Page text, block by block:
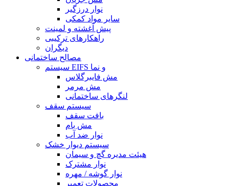
نوار درزگیر
سایر مواد کمکی
پیش آغشته و لمینت
راهکارهای ترکیبی
دیگران
مصالح ساختمانی
سیستم EIFS و نما
مش فایبرگلاس
مش مرمر
لنگرهای ساختمانی
سیستم سقف
بافت سقف
مش بام
نوار ضد آب
سیستم دیوار خشک
هیئت مدیره گچ و سیمان
نوار مشترک
نوار گوشه / مهره
محصولات تعمیر